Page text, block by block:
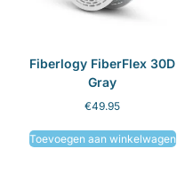
Fiberlogy FiberFlex 30D
Gray
€49.95
Toevoegen aan winkelwagen